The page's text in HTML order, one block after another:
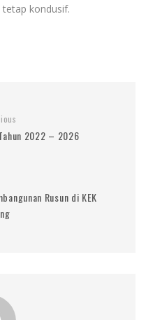
kondusif.
2022 – 2026
Rusun di KEK